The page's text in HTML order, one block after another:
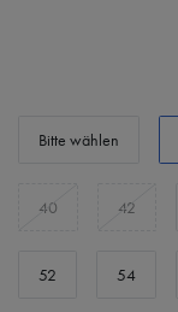
Bitte wählen
40 42
52 54